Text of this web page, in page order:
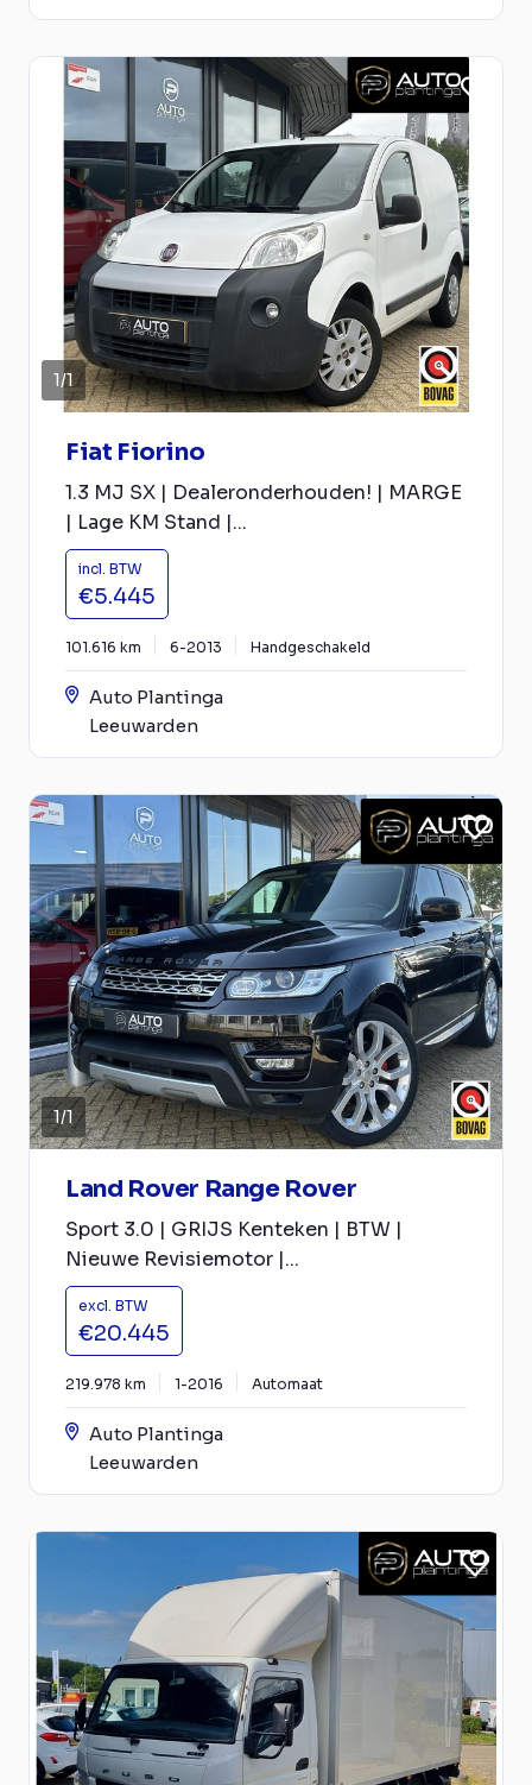
1/1
Fiat Fiorino
1.3 MJ SX | Dealeronderhouden! | MARGE
| Lage KM Stand |...
incl. BTW
€5.445
101.616 km 6-2013 Handgeschakeld
Auto Plantinga
Leeuwarden
1/1
Land Rover Range Rover
Sport 3.0 | GRIJS Kenteken | BTW |
Nieuwe Revisiemotor |...
excl. BTW
€20.445
219.978 km 1-2016 Automaat
Auto Plantinga
Leeuwarden